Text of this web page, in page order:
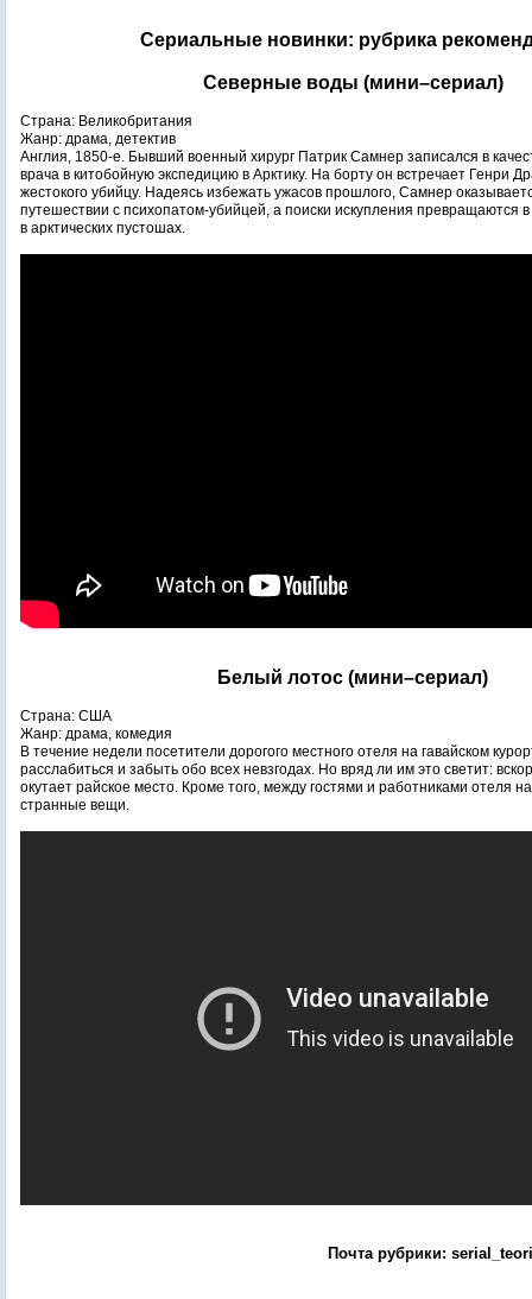
Сериальные новинки: рубрика
Северные воды (мини–сериал)
Страна: Великобритания
Жанр: драма, детектив
Англия, 1850-е. Бывший военный хирург Патрик Самнер записался в
врача в китобойную экспедицию в Арктику. На борту он встречает Генри
жестокого убийцу. Надеясь избежать ужасов прошлого, Самнер
путешествии с психопатом-убийцей, а поиски искупления превращаются
в арктических пустошах.
Белый лотос (мини–сериал)
Страна: США
Жанр: драма, комедия
В течение недели посетители дорогого местного отеля на гавайском
расслабиться и забыть обо всех невзгодах. Но вряд ли им это светит:
окутает райское место. Кроме того, между гостями и работниками отеля
странные вещи.
Почта рубрики: